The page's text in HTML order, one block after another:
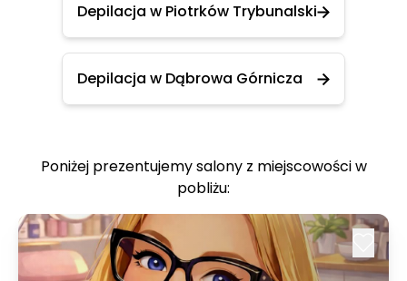
Depilacja w Piotrków Trybunalski
Depilacja w Dąbrowa Górnicza
Poniżej prezentujemy salony z miejscowości w
pobliżu: